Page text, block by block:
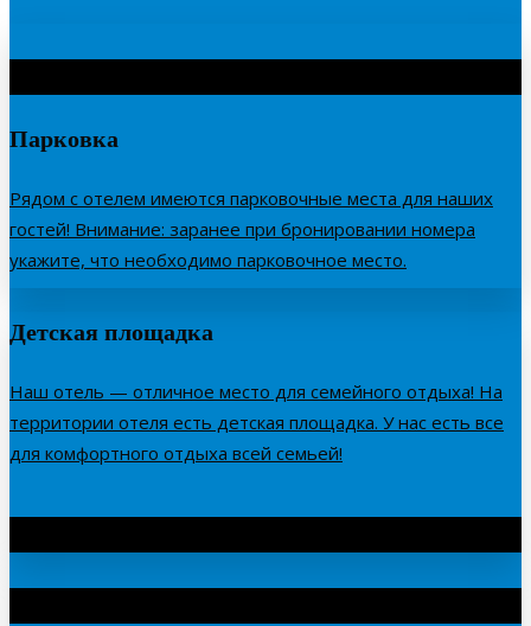
Парковка
Рядом с отелем имеются парковочные места для наших
гостей! Внимание: заранее при бронировании номера
укажите, что необходимо парковочное место.
Детская площадка
Наш отель — отличное место для семейного отдыха! На
территории отеля есть детская площадка. У нас есть все
для комфортного отдыха всей семьей!